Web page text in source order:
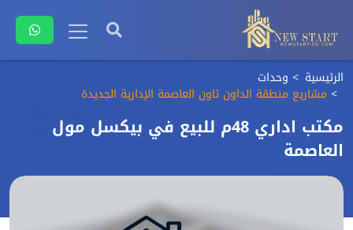
الرئيسية وحدات
مشاريع منطقة الداون تاون العاصمة الإدارية الجديدة
مكتب اداري 48م للبيع في بيكسل مول
العاصمة